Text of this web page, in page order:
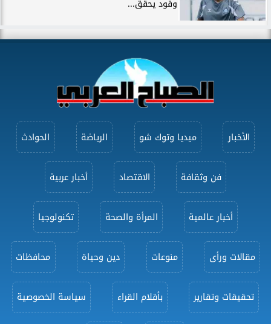
وقود يحقق...
الأخبار ميديا وتوك شو الرياضة الحوادث
فن وثقافة الاقتصاد أخبار عربية
أخبار عالمية المرأة والصحة تكنولوجيا
مقالات ورأى منوعات دين وحياة محافظات
تحقيقات وتقارير بأقلام القراء سياسة الخصوصية